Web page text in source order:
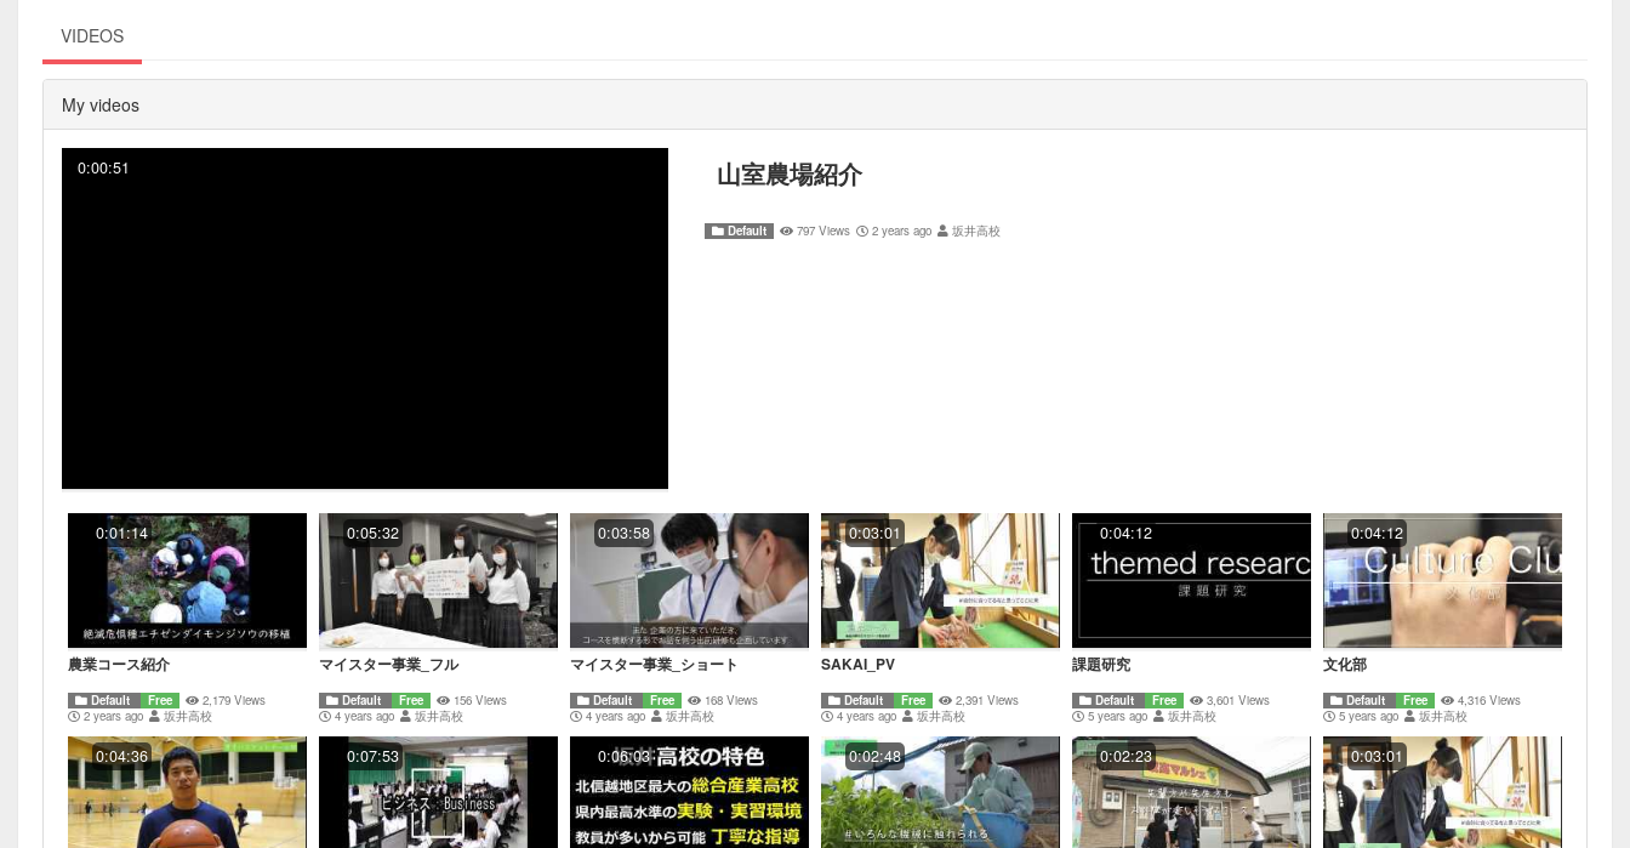
VIDEOS
My videos
0:00:51 山室農場紹介
Default 797 Views 2 years ago 坂井高校
0:01:14
農業コース紹介
Default Free
2,179 Views
2 years ago
坂井高校
0:05:32
マイスター事業_フル
Default Free
156 Views
4 years ago
坂井高校
0:03:58
マイスター事業_ショート
Default Free
168 Views
4 years ago
坂井高校
0:03:01
SAKAI_PV
Default Free
2,391 Views
4 years ago
坂井高校
0:04:12
課題研究
Default Free
3,601 Views
5 years ago
坂井高校
0:04:12
文化部
Default Free
4,316 Views
5 years ago
坂井高校
0:04:36 0:07:53 0:06:03 0:02:48 0:02:23 0:03:01